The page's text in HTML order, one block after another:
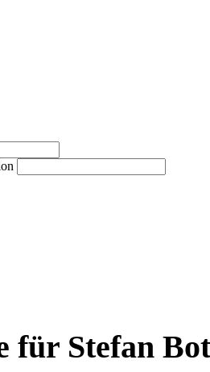
für Stefan